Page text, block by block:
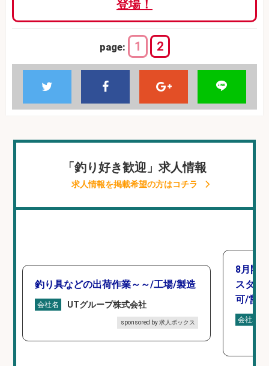
登場！
page: 1 2
「釣り好き歓迎」求人情報
求人情報を掲載希望の方はコチラ
釣り具などの出荷作業～～/工場/製造
会社名 UTグループ株式会社
sponsored by 求人ボックス
8月開
スタン
可/営
会社名